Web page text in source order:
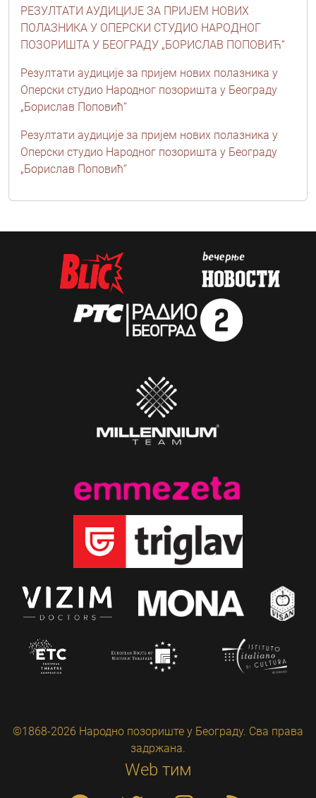
РЕЗУЛТАТИ АУДИЦИЈЕ ЗА ПРИЈЕМ НОВИХ
ПОЛАЗНИКА У ОПЕРСКИ СТУДИО НАРОДНОГ
ПОЗОРИШТА У БЕОГРАДУ „БОРИСЛАВ ПОПОВИЋ“
Резултати аудиције за пријем нових полазника у
Оперски студио Народног позоришта у Београду
„Борислав Поповић“
Резултати аудиције за пријем нових полазника у
Оперски студио Народног позоришта у Београду
„Борислав Поповић“
©1868-2026 Народно позориште у Београду. Сва права
задржана.
Web тим